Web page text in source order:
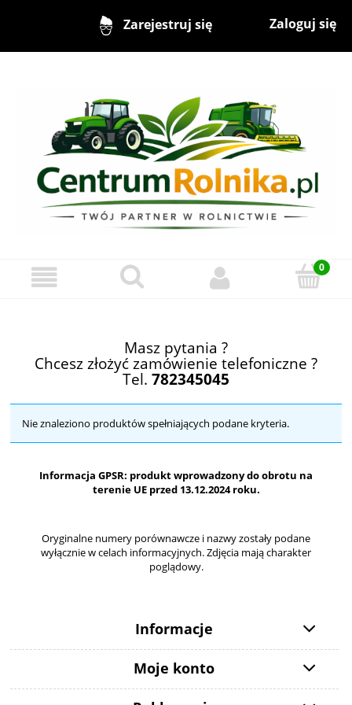
Zarejestruj się Zaloguj się
Masz pytania ?
Chcesz złożyć zamówienie telefoniczne ?
Tel. 782345045
Nie znaleziono produktów spełniających podane kryteria.
Informacja GPSR: produkt wprowadzony do obrotu na
terenie UE przed 13.12.2024 roku.
Oryginalne numery porównawcze i nazwy zostały podane
wyłącznie w celach informacyjnych. Zdjęcia mają charakter
poglądowy.
Informacje
Moje konto